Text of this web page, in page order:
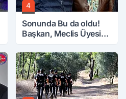
4
Sonunda Bu da oldu!
Başkan, Meclis Üyesini
Attırdı